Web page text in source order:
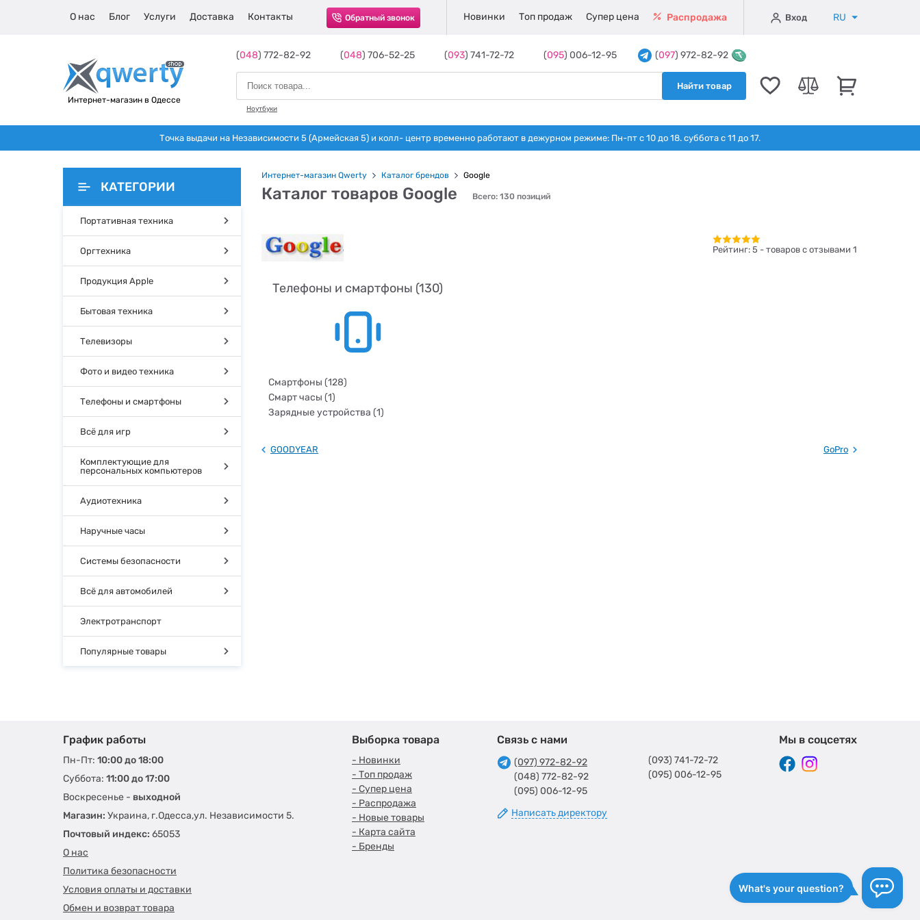
О нас Блог Услуги Доставка Контакты Обратный звонок Новинки Топ продаж Супер цена Распродажа Вход RU
Интернет-магазин в Одессе
(048) 772-82-92 (048) 706-52-25 (093) 741-72-72 (095) 006-12-95 (097) 972-82-92
Найти товар
Ноутбуки
Точка выдачи на Независимости 5 (Армейская 5) и колл- центр временно работают в дежурном режиме: Пн-пт с 10 до 18. суббота с 11 до 17.
КАТЕГОРИИ
Портативная техника
Оргтехника
Продукция Apple
Бытовая техника
Телевизоры
Фото и видео техника
Телефоны и смартфоны
Всё для игр
Комплектующие для
персональных компьютеров
Аудиотехника
Наручные часы
Системы безопасности
Всё для автомобилей
Электротранспорт
Популярные товары
Интернет-магазин Qwerty Каталог брендов Google
Каталог товаров Google Всего: 130 позиций
Рейтинг: 5 - товаров с отзывами 1
Телефоны и смартфоны (130)
Смартфоны (128)
Смарт часы (1)
Зарядные устройства (1)
GOODYEAR GoPro
График работы
Пн-Пт: 10:00 до 18:00
Суббота: 11:00 до 17:00
Воскресенье - выходной
Магазин: Украина, г.Одесса,ул. Независимости 5.
Почтовый индекс: 65053
О нас
Политика безопасности
Условия оплаты и доставки
Обмен и возврат товара
Выборка товара
- Новинки
- Топ продаж
- Супер цена
- Распродажа
- Новые товары
- Карта сайта
- Бренды
Связь с нами
(097) 972-82-92
(048) 772-82-92
(095) 006-12-95
Написать директору
(093) 741-72-72
(095) 006-12-95
Мы в соцсетях